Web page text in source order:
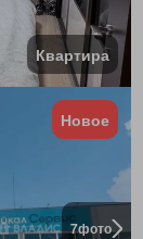
Квартира
7фото
Новое